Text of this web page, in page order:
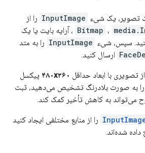
تصویر، یک شیء InputImage را از
Bitmap ،
، آرایه بایت یا یک
سپس، شیء InputImage را به متد
ارسال کنید.
تصویری با ابعاد حداقل ۴۸۰x۳۶۰ پیکسل
را به صورت بلادرنگ تشخیص می‌دهید، ثبت
می‌تواند به کاهش تأخیر کمک کند.
را از منابع مختلفی ایجاد کنید
شده‌اند.